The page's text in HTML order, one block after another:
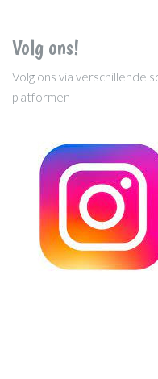
Volg ons!
Volg ons via verschillende
platformen